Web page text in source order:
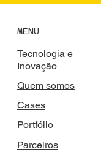
MENU
Tecnologia e
Inovação
Quem somos
Cases
Portfólio
Parceiros